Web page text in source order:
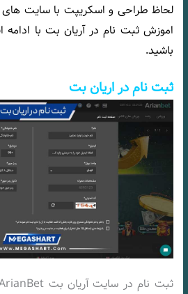
لحاظ طراحی و اسکریپت با سایت های
اموزش ثبت نام در آریان بت با
باشید.
ثبت نام در اریان بت